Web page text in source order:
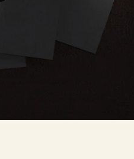
poczuć energię,
trochę się spocić,
Dynamiczny
i ogień w ruchu
— po którym